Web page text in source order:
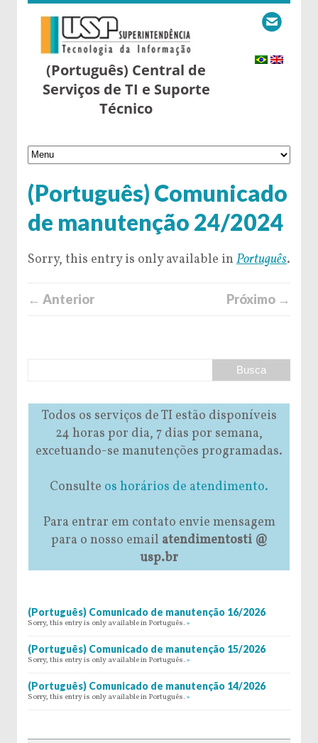
(Português) Central de
Serviços de TI e Suporte
Técnico
(Português) Comunicado
de manutenção 24/2024
Sorry, this entry is only available in Português.
← Anterior Próximo →
Todos os serviços de TI estão disponíveis
24 horas por dia, 7 dias por semana,
excetuando-se manutenções programadas.
Consulte os horários de atendimento.
Para entrar em contato envie mensagem
para o nosso email atendimentosti @
usp.br
(Português) Comunicado de manutenção 16/2026
Sorry, this entry is only available in Português. »
(Português) Comunicado de manutenção 15/2026
Sorry, this entry is only available in Português. »
(Português) Comunicado de manutenção 14/2026
Sorry, this entry is only available in Português. »